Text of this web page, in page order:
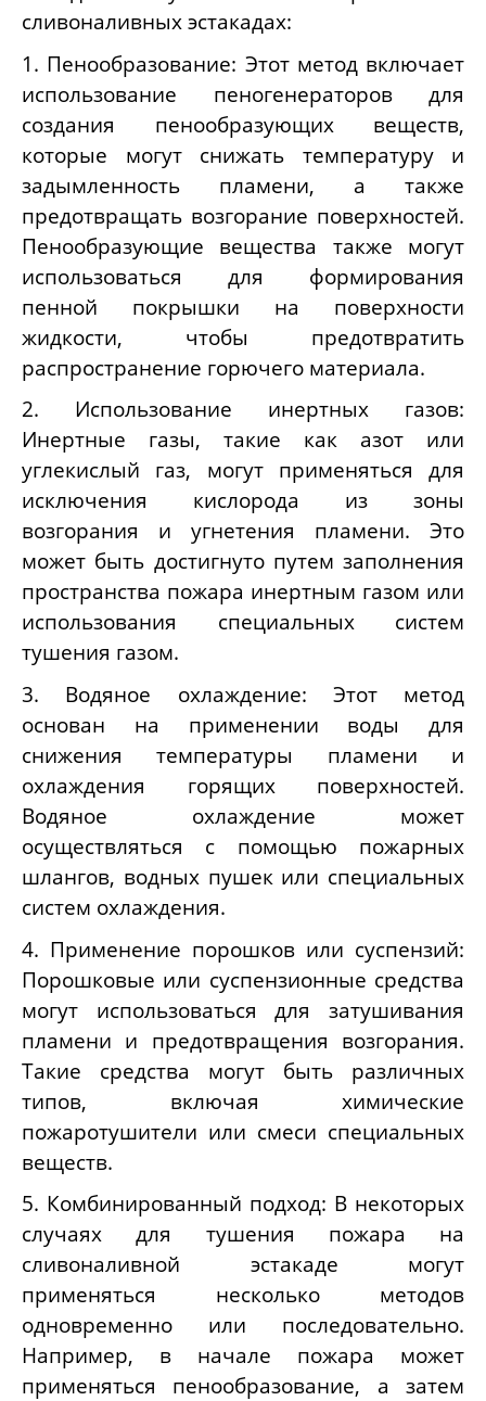
сливоналивных эстакадах:
1. Пенообразование: Этот метод включает
использование пеногенераторов для
создания пенообразующих веществ,
которые могут снижать температуру и
задымленность пламени, а также
предотвращать возгорание поверхностей.
Пенообразующие вещества также могут
использоваться для формирования
пенной покрышки на поверхности
жидкости, чтобы предотвратить
распространение горючего материала.
2. Использование инертных газов:
Инертные газы, такие как азот или
углекислый газ, могут применяться для
исключения кислорода из зоны
возгорания и угнетения пламени. Это
может быть достигнуто путем заполнения
пространства пожара инертным газом или
использования специальных систем
тушения газом.
3. Водяное охлаждение: Этот метод
основан на применении воды для
снижения температуры пламени и
охлаждения горящих поверхностей.
Водяное охлаждение может
осуществляться с помощью пожарных
шлангов, водных пушек или специальных
систем охлаждения.
4. Применение порошков или суспензий:
Порошковые или суспензионные средства
могут использоваться для затушивания
пламени и предотвращения возгорания.
Такие средства могут быть различных
типов, включая химические
пожаротушители или смеси специальных
веществ.
5. Комбинированный подход: В некоторых
случаях для тушения пожара на
сливоналивной эстакаде могут
применяться несколько методов
одновременно или последовательно.
Например, в начале пожара может
применяться пенообразование, а затем